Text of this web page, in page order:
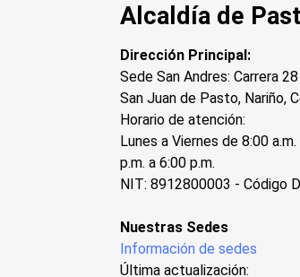
Alcaldía de
Dirección Principal:
Sede San Andres: Carrera
San Juan de Pasto, Nariño,
Horario de atención:
Lunes a Viernes de 8:00
p.m. a 6:00 p.m.
NIT: 8912800003 - Código
Nuestras Sedes
Información de sedes
Última actualización: